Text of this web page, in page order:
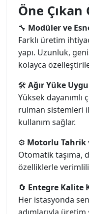
Öne
🔧 Modüler ve
Farklı üretim
yapı. Uzunluk,
kolayca
🛠️ Ağır Yüke
Yüksek
rulman sistemleri
kullanım sağlar.
⚙️ Motorlu Tahrik
Otomatik taşıma,
özelliklerle
🔄 Entegre Kalite
Her istasyonda